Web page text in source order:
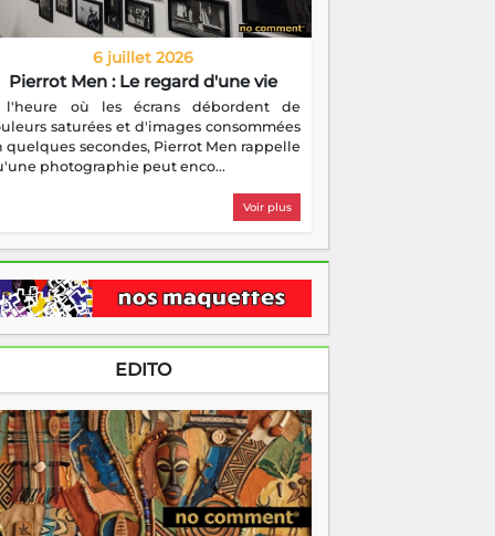
6 juillet 2026
Pierrot Men : Le regard d'une vie
l'heure où les écrans débordent de
saturées et d'images consommées
quelques secondes, Pierrot Men rappelle
photographie peut enco...
Voir plus
EDITO